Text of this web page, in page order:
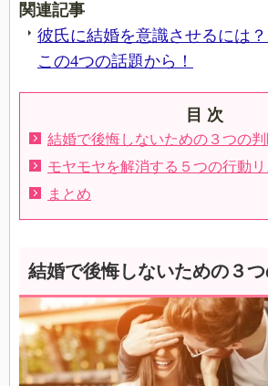
関連記事
彼氏に結婚を意識させるには
この4つの話題から！
目 次
結婚で後悔しないための３つの
モヤモヤを解消する５つの行動リ
まとめ
結婚で後悔しないための３